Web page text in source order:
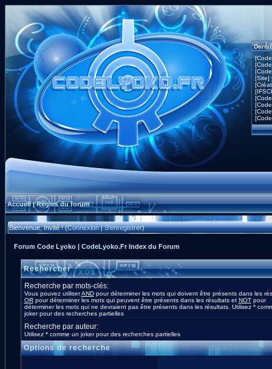
[Site]
Accueil|Règles du forum
Bienvenue, Invité ! (Connexion|S'enregistrer)
Forum Code Lyoko | CodeLyoko.Fr Index du Forum
Rechercher
Recherche par mots-clés:
Vous pouvez utiliserANDpour déterminer les mots qui doivent être présents dans les
ORpour déterminer les mots qui peuvent être présents dans les résultats et NOTpour
déterminer les mots qui ne devraient pas être présents dans les résultats. Utilisez *
joker pour des recherches partielles
Recherche par auteur:
Utilisez * comme un joker pour des recherches partielles
Options de recherche